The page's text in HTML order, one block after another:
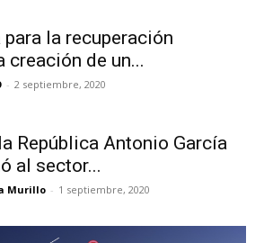
para la recuperación
creación de un...
- 2 septiembre, 2020
República Antonio García
al sector...
Murillo - 1 septiembre, 2020